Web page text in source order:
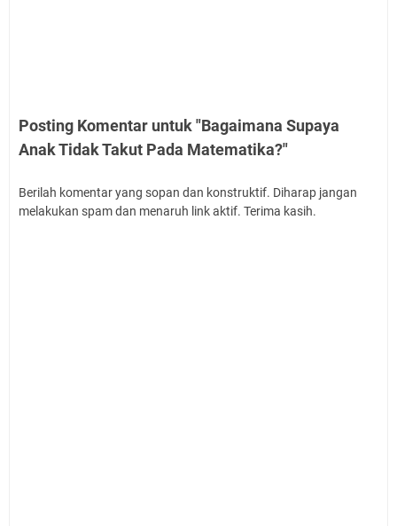
Posting Komentar untuk "Bagaimana Supaya
Anak Tidak Takut Pada Matematika?"
Berilah komentar yang sopan dan konstruktif. Diharap jangan
melakukan spam dan menaruh link aktif. Terima kasih.